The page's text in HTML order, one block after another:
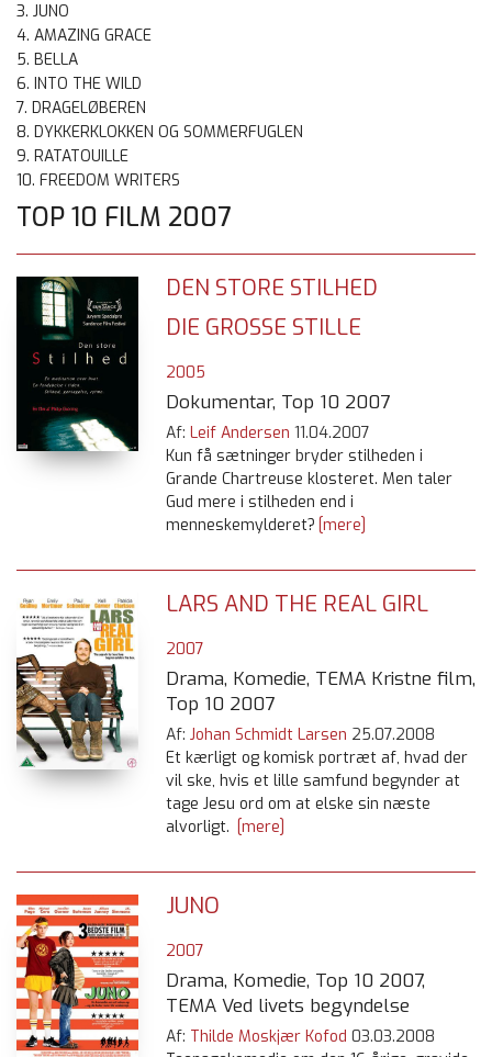
3. JUNO
4. AMAZING GRACE
5. BELLA
6. INTO THE WILD
7. DRAGELØBEREN
8. DYKKERKLOKKEN OG SOMMERFUGLEN
9. RATATOUILLE
10. FREEDOM WRITERS
TOP 10 FILM 2007
DEN STORE STILHED
DIE GROSSE STILLE
2005
Dokumentar, Top 10 2007
Af: Leif Andersen 11.04.2007
Kun få sætninger bryder stilheden i
Grande Chartreuse klosteret. Men taler
Gud mere i stilheden end i
menneskemylderet? [mere]
LARS AND THE REAL GIRL
2007
Drama, Komedie, TEMA Kristne film,
Top 10 2007
Af: Johan Schmidt Larsen 25.07.2008
Et kærligt og komisk portræt af, hvad der
vil ske, hvis et lille samfund begynder at
tage Jesu ord om at elske sin næste
alvorligt.
[mere]
JUNO
2007
Drama, Komedie, Top 10 2007,
TEMA Ved livets begyndelse
Af: Thilde Moskjær Kofod 03.03.2008